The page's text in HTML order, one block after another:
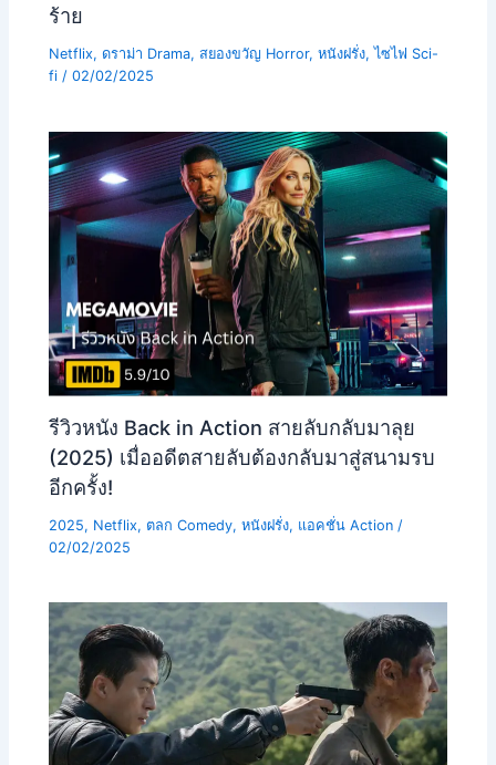
ร้าย
Netflix,ดราม่า Drama,สยองขวัญ Horror,หนังฝรั่ง,ไซไฟ Sci-
fi /02/02/2025
รีวิวหนัง Back in Action สายลับกลับมาลุย
(2025) เมื่ออดีตสายลับต้องกลับมาสู่สนามรบ
อีกครั้ง!
2025, Netflix, ตลก Comedy,หนังฝรั่ง, แอคชั่น Action /
02/02/2025